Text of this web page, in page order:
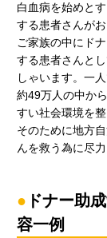
白血病を始めと
する患者さんがお
ご家族の中にド
する患者さんと
しゃいます。一
約49万人の中か
すい社会環境を
そのために地方
んを救う為に尽
ドナー助
容一例